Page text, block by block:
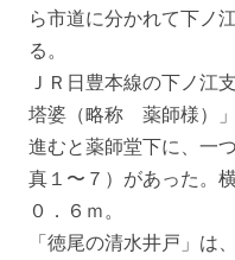
ら市道に分かれて下ノ
る。
ＪＲ日豊本線の下ノ
塔婆（略称 薬師様）
進むと薬師堂下に、一
真１〜７）があった。
０．６ｍ。
「徳尾の清水井戸」は